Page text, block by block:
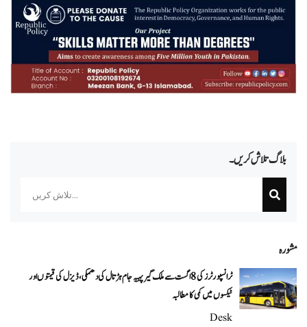
بلاگ تلاش کریں۔
مشورہ
ٹرانسپورٹرز کی 8 اگست سے ملک گیر پہیہ جام ہڑتال کی دھمکی، ڈیزل کی قیمتوں اور
ٹیکسوں میں کمی کا مطالبہ
Desk